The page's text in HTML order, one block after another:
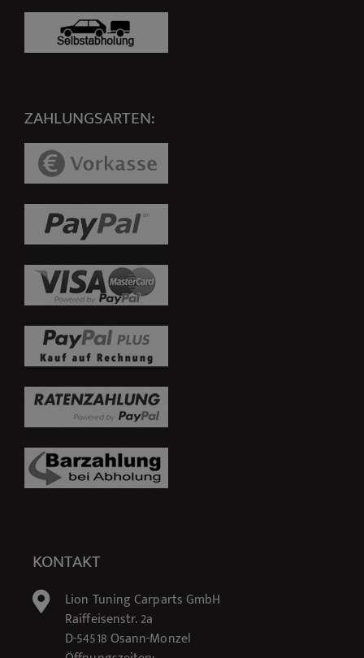
ZAHLUNGSARTEN:
KONTAKT
Lion Tuning Carparts GmbH
Raiffeisenstr. 2a
D-54518 Osann-Monzel